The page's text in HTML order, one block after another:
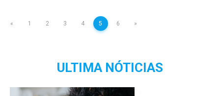
« 1 2 3 4 5 6 »
ULTIMA NÓTICIAS